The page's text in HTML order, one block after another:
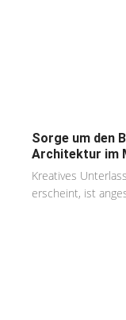
Sorge um den
Architektur im
Kreatives
erscheint, ist